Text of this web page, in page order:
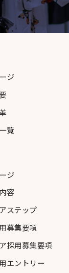
ジ
覧
ジ
容
ステップ
募集要項
採用募集要項
エントリー